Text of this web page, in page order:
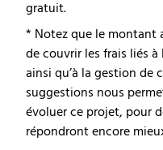
gratuit.
* Notez que le montant
de couvrir les frais liés
ainsi qu’à la gestion de
suggestions nous
évoluer ce projet, pour
répondront encore